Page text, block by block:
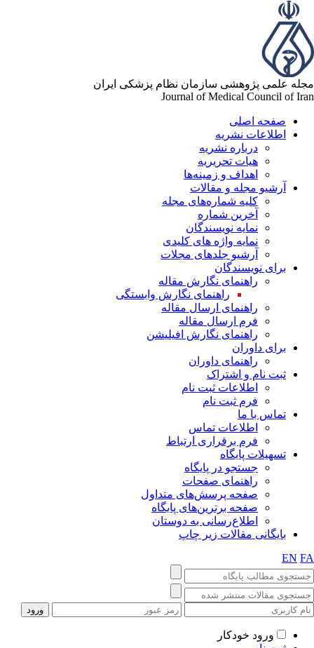
علمی پژوهشی سازمان نظام پزشکی ایران
Journal of Medical Council of
صفحه اصلی
اطلاعات نشریه
درباره نشریه
هیات تحریریه
اهداف و زمینه‌ها
آرشیو مجله و مقالات
کلیه شماره‌های مجله
آخرین شماره
نمایه نویسندگان
نمایه واژه های کلیدی
آرشیو جلدهای مجلات
برای نویسندگان
راهنمای نگارش مقاله
راهنمای نگارش وابستگی
راهنمای ارسال مقاله
فرم ارسال مقاله
راهنمای نگارش افیلیشن
برای داوران
راهنمای داوران
ثبت نام و اشتراک
اطلاعات ثبت نام
فرم ثبت نام
تماس با ما
اطلاعات تماس
فرم برقراری ارتباط
تسهیلات پایگاه
جستجو در پایگاه
راهنمای صفحات
صفحه پرسش‌های متداول
صفحه برترین‌های پایگاه
اطلاع‌رسانی به دوستان
بایگانی مقالات زیر چاپ
EN
ورود خودکار